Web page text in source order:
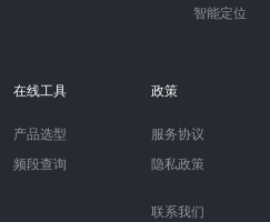
智能定位
在线工具
产品选型
频段查询
政策
服务协议
隐私政策
联系我们